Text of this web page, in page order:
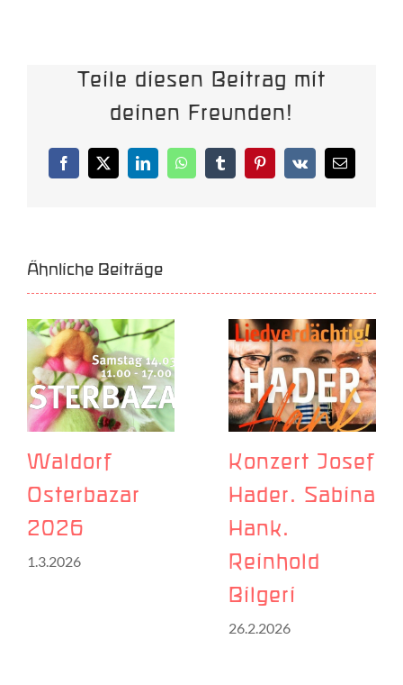
Teile diesen Beitrag mit
deinen Freunden!
Facebook
X LinkedInWhatsAppTumblrPinterest
Vk
E-
Mail
Ähnliche Beiträge
Waldorf
Osterbazar
2026
1.3.2026
Konzert Josef
Hader. Sabina
Hank.
Reinhold
Bilgeri
26.2.2026